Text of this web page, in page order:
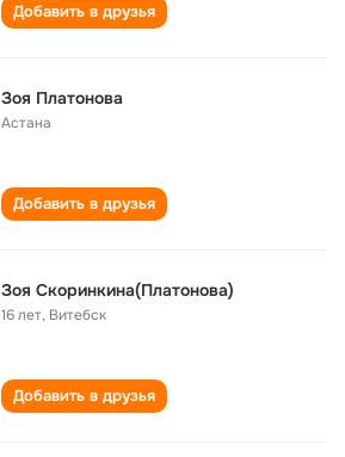
Добавить в друзья
Зоя Платонова
Астана
Добавить в друзья
Зоя Скоринкина(Платонова)
16 лет, Витебск
Добавить в друзья